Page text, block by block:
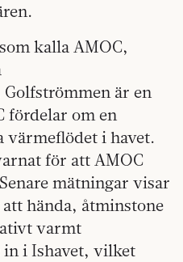
kalla AMOC,
är en
fördelar om en
värmeflödet i havet.
för att AMOC
mätningar visar
hända, åtminstone
varmt
i Ishavet, vilket